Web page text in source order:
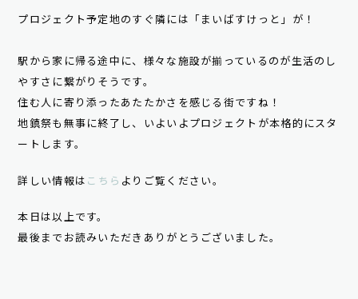
プロジェクト予定地のすぐ隣には「まいばすけっと」が！
駅から家に帰る途中に、様々な施設が揃っているのが生活のし
やすさに繋がりそうです。
住む人に寄り添ったあたたかさを感じる街ですね！
地鎮祭も無事に終了し、いよいよプロジェクトが本格的にスタ
ートします。
詳しい情報は こちら よりご覧ください。
本日は以上です。
最後までお読みいただきありがとうございました。